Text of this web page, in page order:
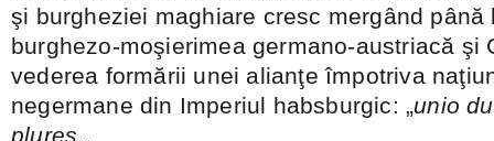
şi burgheziei maghiare cresc mergând până
burghezo-moşierimea germano-austriacă şi
vederea formării unei alianţe împotriva
negermane din Imperiul habsburgic: „unio
plures„.